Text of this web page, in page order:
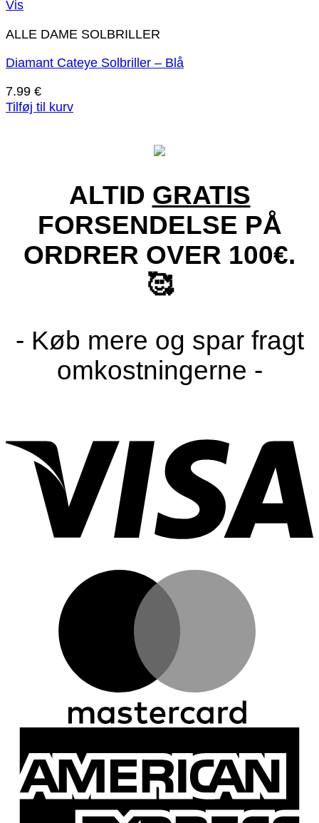
Vis
ALLE DAME SOLBRILLER
Diamant Cateye Solbriller – Blå
7.99 €
Tilføj til kurv
ALTID GRATIS
FORSENDELSE PÅ
ORDRER OVER 100€.
🥰
- Køb mere og spar fragt
omkostningerne -